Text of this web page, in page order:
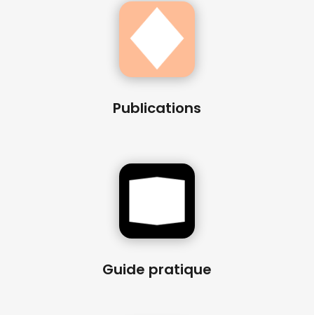
Publications
Guide pratique